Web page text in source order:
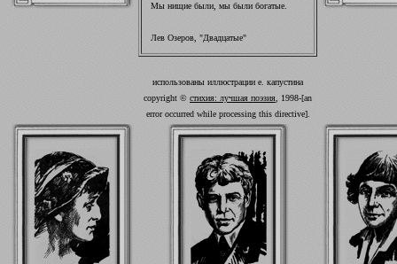
Мы нищие были, мы были богатые.
Лев Озеров, "Двадцатые"
использованы иллюстрации е. капустина
copyright © стихия: лучшая поэзия , 1998-[an
error occurred while processing this directive].